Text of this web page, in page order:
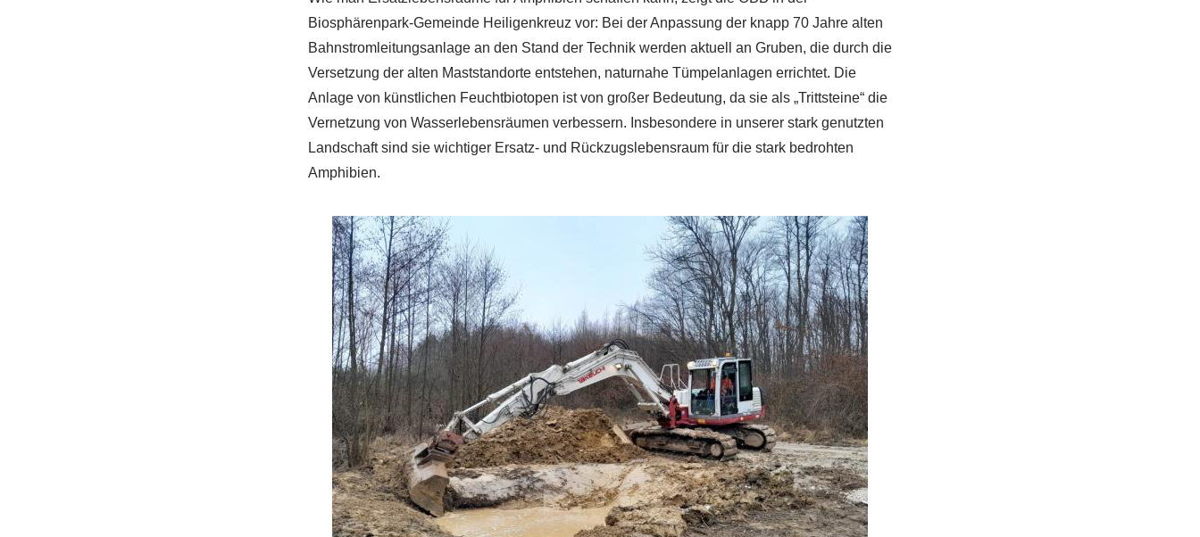
Biosphärenpark-Gemeinde Heiligenkreuz vor: Bei der Anpassung der knapp 70 Jahre alten
Bahnstromleitungsanlage an den Stand der Technik werden aktuell an Gruben, die durch die
Versetzung der alten Maststandorte entstehen, naturnahe Tümpelanlagen errichtet. Die
Anlage von künstlichen Feuchtbiotopen ist von großer Bedeutung, da sie als „Trittsteine“ die
Vernetzung von Wasserlebensräumen verbessern. Insbesondere in unserer stark genutzten
Landschaft sind sie wichtiger Ersatz- und Rückzugslebensraum für die stark bedrohten
Amphibien.